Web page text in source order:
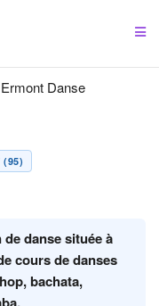
Ermont Danse
(95)
danse située à
cours de danses
bachata,